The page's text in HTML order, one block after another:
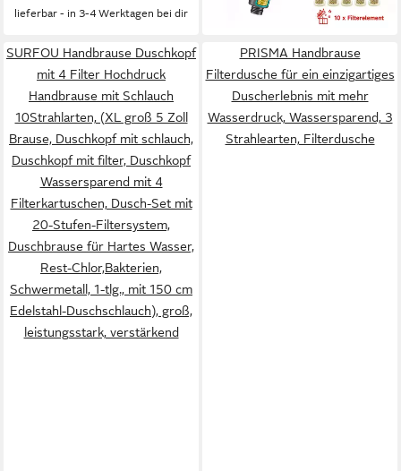
lieferbar - in 3-4 Werktagen bei dir
Gefilterter Duschkopf mit
Halterung,3+1 Strahlarten, für
hartes Wasser
lieferbar - in 2-3 Werktagen bei dir
SURFOU Handbrause Duschkopf
mit 4 Filter Hochdruck
Handbrause mit Schlauch
10Strahlarten, (XL groß 5 Zoll
Brause, Duschkopf mit schlauch,
Duschkopf mit filter, Duschkopf
Wassersparend mit 4
Filterkartuschen, Dusch-Set mit
20-Stufen-Filtersystem,
Duschbrause für Hartes Wasser,
Rest-Chlor,Bakterien,
Schwermetall, 1-tlg., mit 150 cm
Edelstahl-Duschschlauch), groß,
leistungsstark, verstärkend
PRISMA Handbrause
Filterdusche für ein einzigartiges
Duscherlebnis mit mehr
Wasserdruck, Wassersparend, 3
Strahlearten, Filterdusche